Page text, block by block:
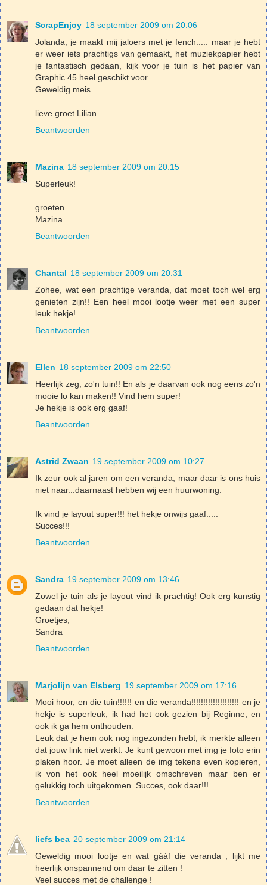
ScrapEnjoy 18 september 2009 om 20:06
Jolanda, je maakt mij jaloers met je fench..... maar je hebt
er weer iets prachtigs van gemaakt, het muziekpapier hebt
je fantastisch gedaan, kijk voor je tuin is het papier van
Graphic 45 heel geschikt voor.
Geweldig meis....
lieve groet Lilian
Beantwoorden
Mazina 18 september 2009 om 20:15
Superleuk!
groeten
Mazina
Beantwoorden
Chantal 18 september 2009 om 20:31
Zohee, wat een prachtige veranda, dat moet toch wel erg
genieten zijn!! Een heel mooi lootje weer met een super
leuk hekje!
Beantwoorden
Ellen 18 september 2009 om 22:50
Heerlijk zeg, zo'n tuin!! En als je daarvan ook nog eens zo'n
mooie lo kan maken!! Vind hem super!
Je hekje is ook erg gaaf!
Beantwoorden
Astrid Zwaan 19 september 2009 om 10:27
Ik zeur ook al jaren om een veranda, maar daar is ons huis
niet naar...daarnaast hebben wij een huurwoning.
Ik vind je layout super!!! het hekje onwijs gaaf.....
Succes!!!
Beantwoorden
Sandra 19 september 2009 om 13:46
Zowel je tuin als je layout vind ik prachtig! Ook erg kunstig
gedaan dat hekje!
Groetjes,
Sandra
Beantwoorden
Marjolijn van Elsberg 19 september 2009 om 17:16
Mooi hoor, en die tuin!!!!!! en die veranda!!!!!!!!!!!!!!!!!!!! en je
hekje is superleuk, ik had het ook gezien bij Reginne, en
ook ik ga hem onthouden.
Leuk dat je hem ook nog ingezonden hebt, ik merkte alleen
dat jouw link niet werkt. Je kunt gewoon met img je foto erin
plaken hoor. Je moet alleen de img tekens even kopieren,
ik von het ook heel moeilijk omschreven maar ben er
gelukkig toch uitgekomen. Succes, ook daar!!!
Beantwoorden
liefs bea 20 september 2009 om 21:14
Geweldig mooi lootje en wat gááf die veranda , lijkt me
heerlijk onspannend om daar te zitten !
Veel succes met de challenge !